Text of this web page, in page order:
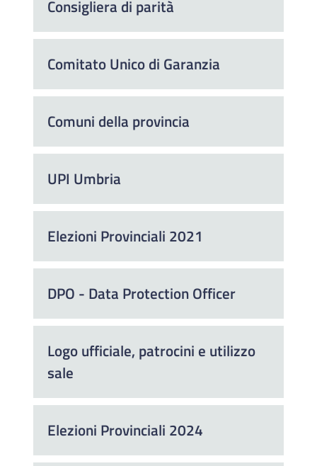
Consigliera di parità
Comitato Unico di Garanzia
Comuni della provincia
UPI Umbria
Elezioni Provinciali 2021
DPO - Data Protection Officer
Logo ufficiale, patrocini e utilizzo
sale
Elezioni Provinciali 2024